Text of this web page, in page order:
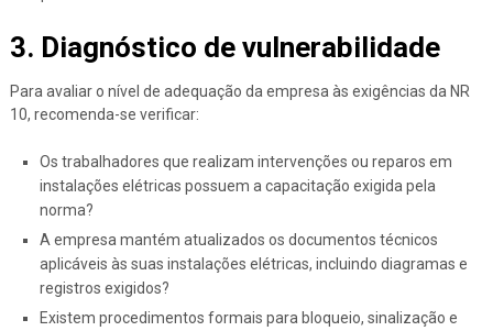
3. Diagnóstico de vulnerabilidade
Para avaliar o nível de adequação da empresa às exigências da NR
10, recomenda-se verificar:
Os trabalhadores que realizam intervenções ou reparos em
instalações elétricas possuem a capacitação exigida pela
norma?
A empresa mantém atualizados os documentos técnicos
aplicáveis às suas instalações elétricas, incluindo diagramas e
registros exigidos?
Existem procedimentos formais para bloqueio, sinalização e